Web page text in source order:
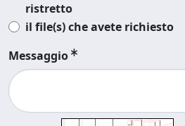
ristretto
il file(s) che avete richiesto
Messaggio